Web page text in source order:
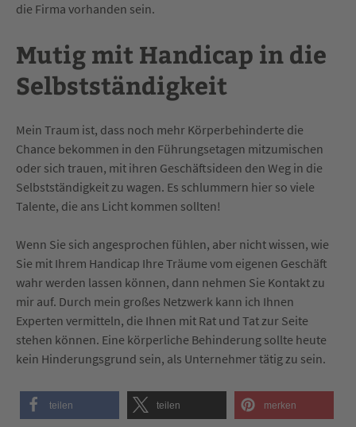
die Firma vorhanden sein.
Mutig mit Handicap in die
Selbstständigkeit
Mein Traum ist, dass noch mehr Körperbehinderte die
Chance bekommen in den Führungsetagen mitzumischen
oder sich trauen, mit ihren Geschäftsideen den Weg in die
Selbstständigkeit zu wagen. Es schlummern hier so viele
Talente, die ans Licht kommen sollten!
Wenn Sie sich angesprochen fühlen, aber nicht wissen, wie
Sie mit Ihrem Handicap Ihre Träume vom eigenen Geschäft
wahr werden lassen können, dann nehmen Sie Kontakt zu
mir auf. Durch mein großes Netzwerk kann ich Ihnen
Experten vermitteln, die Ihnen mit Rat und Tat zur Seite
stehen können. Eine körperliche Behinderung sollte heute
kein Hinderungsgrund sein, als Unternehmer tätig zu sein.
teilen teilen merken